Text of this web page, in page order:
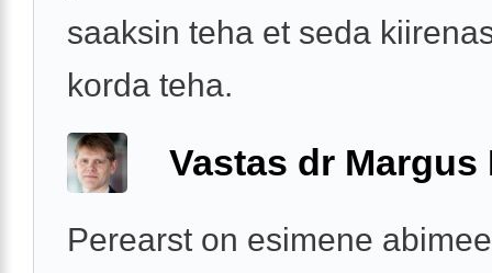
saaksin teha et seda
korda teha.
Vastas dr Margus
Perearst on esimene